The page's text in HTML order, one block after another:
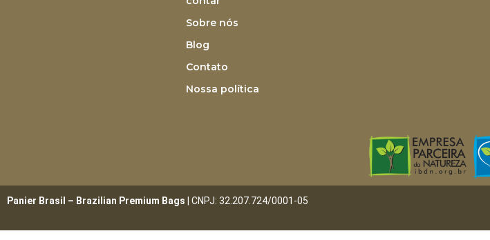
Sobre nós
Blog
Contato
Nossa política
Panier Brasil – Brazilian Premium Bags | CNPJ: 32.207.724/0001-05